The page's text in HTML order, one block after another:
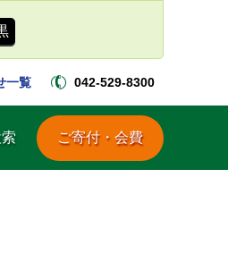
一覧 042-529-8300
ご寄付・会費